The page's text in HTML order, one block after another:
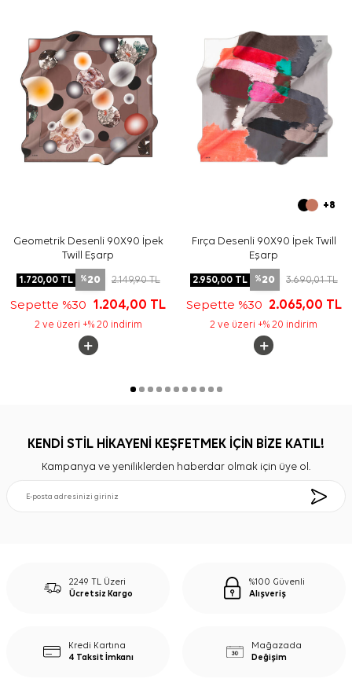
Yıkama ve bakım için ürün etiketindeki talimatları
izleyiniz. İpek ve hassas eşarp bakımında, etiket
talimatına uygun durumlarda
Aker İpek Eşarp Şampuanı
kullanabilirsiniz.
Sıkça Sorulan Sorular
Pudra İpek Tivil Kare Çiçekli Eşarp hangi ölçüdedir?
Bu eşarbın deseni nasıldır?
İpek tivil eşarp günlük kullanıma uygun mudur?
Bu eşarp hangi renklerle kombinlenebilir?
Geometrik Desenli 90X90 İpek
Twill Eşarp
1.720,00TL %20 2.149,90TL
Sepette %30 1.204,00 TL
2 ve üzeri +% 20 indirim
+8
Fırça Desenli 90X90 İpek Twill
Eşarp
2.950,00TL %20 3.690,01TL
Sepette %30 2.065,00 TL
2 ve üzeri +% 20 indirim
KENDİ STİL HİKAYENİ KEŞFETMEK İÇİN BİZE KATIL!
Kampanya ve yeniliklerden haberdar olmak için üye ol.
2249 TL Üzeri
Ücretsiz Kargo
%100 Güvenli
Alışveriş
Kredi Kartına
4 Taksit İmkanı
Mağazada
Değişim